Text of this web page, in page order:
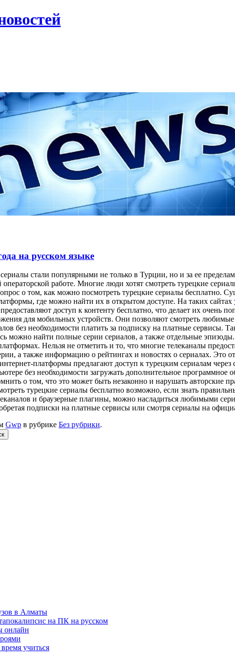
на русском языке
стали популярными не только в Турции, но и за ее
работе. Многие люди хотят смотреть турецкие
о том, как можно посмотреть турецкие сериалы бесплатно.
где можно найти их в открытом доступе. На таких сайтах
доступ к контенту бесплатно, что делает их очень
для мобильных устройств. Они позволяют смотреть
без необходимости платить за подписку на платные сервисы.
можно найти полные серии сериалов, а также отдельные
Нельзя не отметить и то, что многие телеканалы
а также информацию о рейтингах и новостях о сериалах. Это
платформы предлагают доступ к турецким сериалам
без необходимости загружать дополнительное программное
о том, что это может быть незаконно и нарушать авторские
турецкие сериалы бесплатно возможно, если знать
и браузерные плагины, можно насладиться любимыми
подписки на платные сервисы или смотря сериалы на
Gwp в рубрике Без рубрики.
в Алматы
на ПК на русском
онлайн
учиться